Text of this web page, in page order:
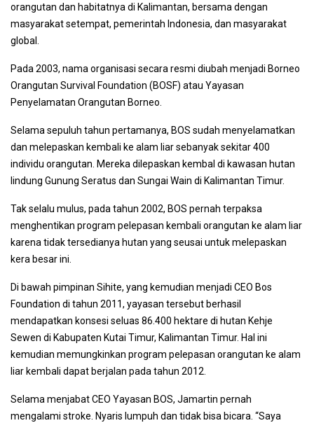
orangutan dan habitatnya di Kalimantan, bersama dengan
masyarakat setempat, pemerintah Indonesia, dan masyarakat
global.
Pada 2003, nama organisasi secara resmi diubah menjadi Borneo
Orangutan Survival Foundation (BOSF) atau Yayasan
Penyelamatan Orangutan Borneo.
Selama sepuluh tahun pertamanya, BOS sudah menyelamatkan
dan melepaskan kembali ke alam liar sebanyak sekitar 400
individu orangutan. Mereka dilepaskan kembal di kawasan hutan
lindung Gunung Seratus dan Sungai Wain di Kalimantan Timur.
Tak selalu mulus, pada tahun 2002, BOS pernah terpaksa
menghentikan program pelepasan kembali orangutan ke alam liar
karena tidak tersedianya hutan yang seusai untuk melepaskan
kera besar ini.
Di bawah pimpinan Sihite, yang kemudian menjadi CEO Bos
Foundation di tahun 2011, yayasan tersebut berhasil
mendapatkan konsesi seluas 86.400 hektare di hutan Kehje
Sewen di Kabupaten Kutai Timur, Kalimantan Timur. Hal ini
kemudian memungkinkan program pelepasan orangutan ke alam
liar kembali dapat berjalan pada tahun 2012.
Selama menjabat CEO Yayasan BOS, Jamartin pernah
mengalami stroke. Nyaris lumpuh dan tidak bisa bicara. “Saya